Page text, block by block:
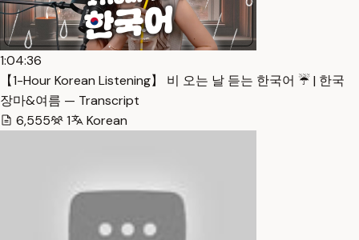
1:04:36
【1-Hour Korean Listening】 비 오는 날 듣는 한국어 ☔️ | 한국
장마&여름 — Transcript
6,555
1 Korean